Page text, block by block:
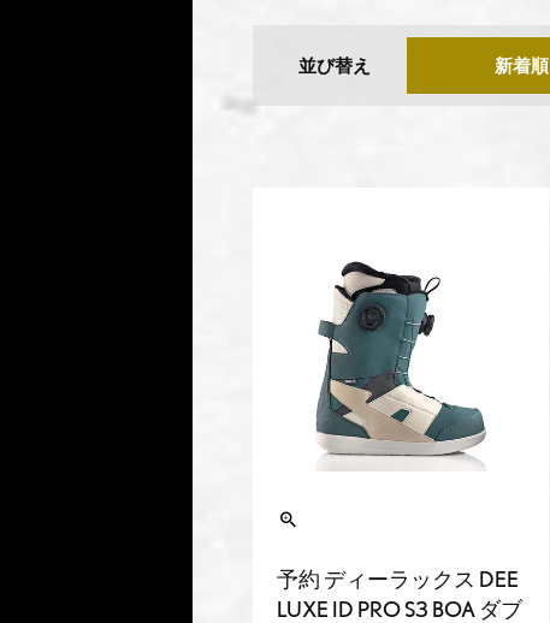
並び替え 新着順
予約 ディーラックス DEE
LUXE ID PRO S3 BOA ダブ